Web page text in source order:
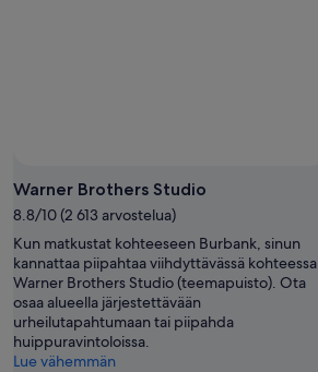
Warner Brothers Studio
8.8/10 (2 613 arvostelua)
Kun matkustat kohteeseen Burbank, sinun
kannattaa piipahtaa viihdyttävässä kohteessa
Warner Brothers Studio (teemapuisto). Ota
osaa alueella järjestettävään
urheilutapahtumaan tai piipahda
huippuravintoloissa.
Lue vähemmän